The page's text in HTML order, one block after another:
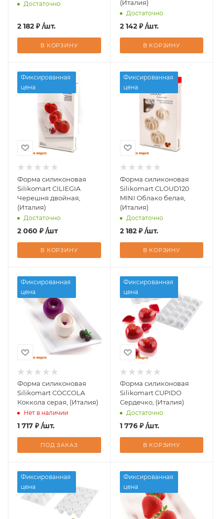
Достаточно
2 182 ₽ /шт.
В КОРЗИНУ
(Италия)
Достаточно
2 142 ₽ /шт.
В КОРЗИНУ
Фиксированная
цена
Форма силиконовая
Silikomart CILIEGIA
Черешня двойная,
(Италия)
Достаточно
2 060 ₽ /шт
В КОРЗИНУ
Фиксированная
цена
Форма силиконовая
Silikomart CLOUD120
MINI Облако белая,
(Италия)
Достаточно
2 182 ₽ /шт.
В КОРЗИНУ
Фиксированная
цена
Форма силиконовая
Silikomart COCCOLA
Коккола серая, (Италия)
Нет в наличии
1 717 ₽ /шт.
ПОД ЗАКАЗ
Фиксированная
цена
Форма силиконовая
Silikomart CUPIDO
Сердечко, (Италия)
Достаточно
1 776 ₽ /шт.
В КОРЗИНУ
Фиксированная
цена
Фиксированная
цена